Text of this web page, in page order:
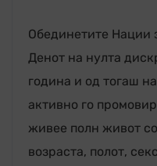
Обединетите Нации
Денот на нулта
година и од тогаш
активно го
живее полн живот
возраста, полот,